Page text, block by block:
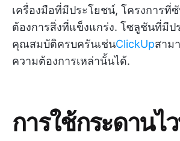
เครื่องมือที่มีประโยชน์, โครงการที่
ต้องการสิ่งที่แข็งแกร่ง. โซลูชันที่มีป
คุณสมบัติครบครันเช่นClickUpสาม
ความต้องการเหล่านั้นได้.
การใช้กระดานไ